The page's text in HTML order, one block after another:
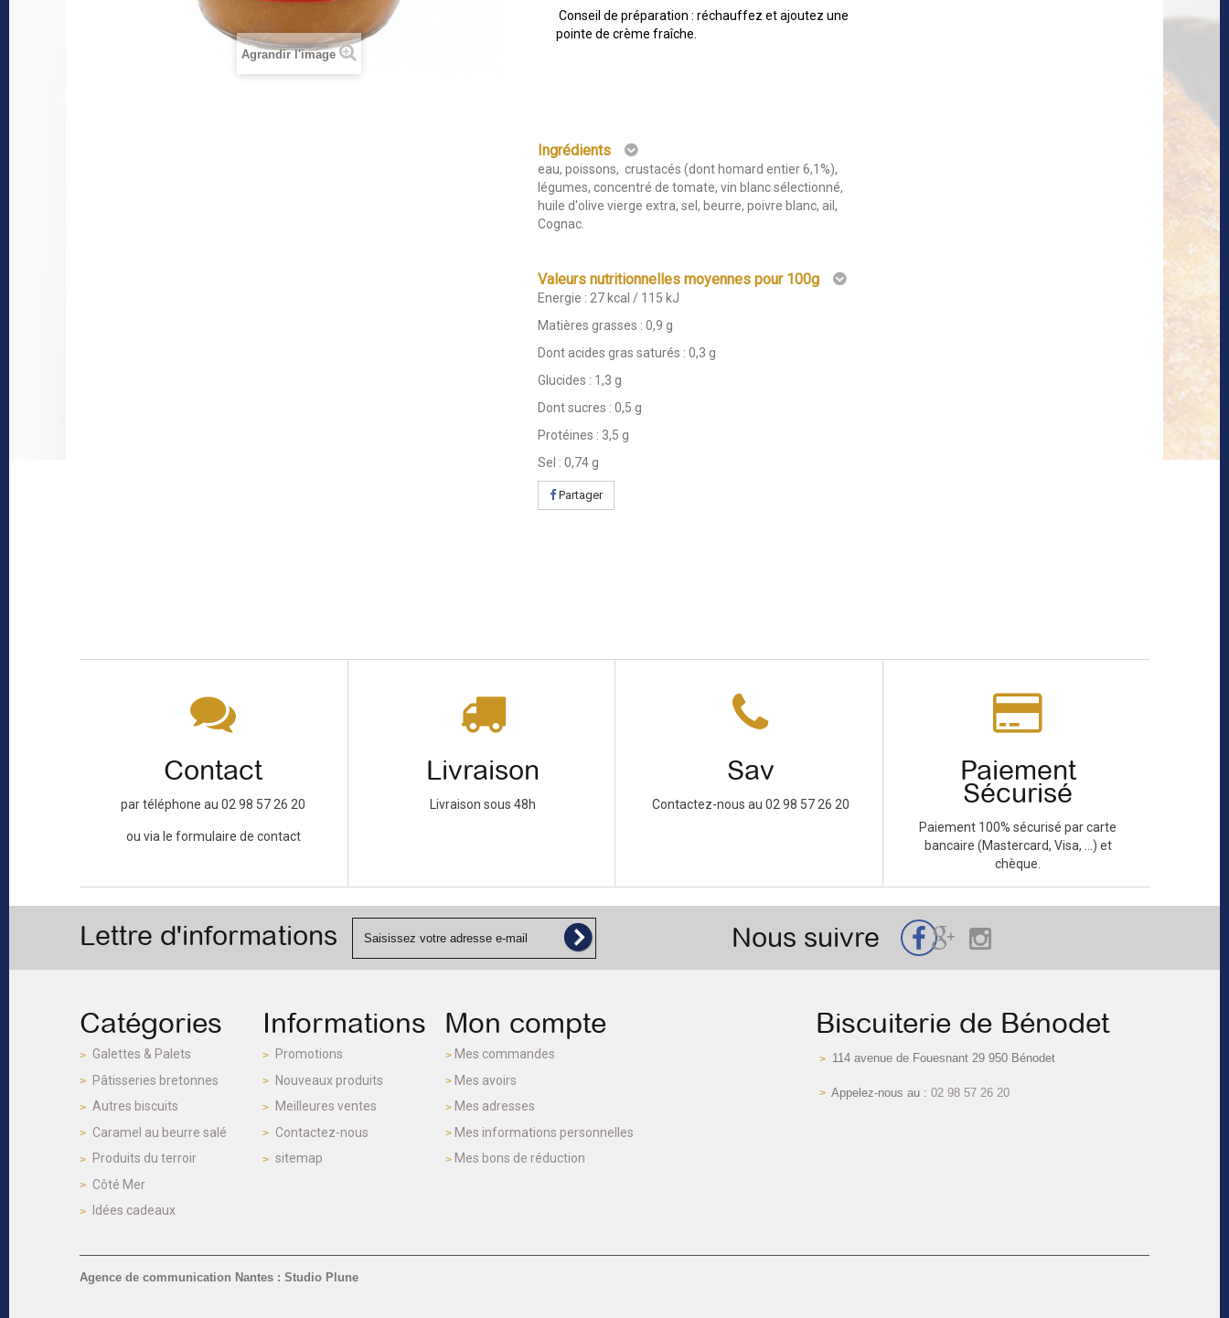
Agrandir l'image
Conseil de préparation : réchauffez et ajoutez une
pointe de crème fraîche.
Ingrédients
eau, poissons, crustacés (dont homard entier 6,1%),
légumes, concentré de tomate, vin blanc sélectionné,
huile d'olive vierge extra, sel, beurre, poivre blanc, ail,
Cognac.
Valeurs nutritionnelles moyennes pour 100g
Energie : 27 kcal / 115 kJ
Matières grasses : 0,9 g
Dont acides gras saturés : 0,3 g
Glucides : 1,3 g
Dont sucres : 0,5 g
Protéines : 3,5 g
Sel : 0,74 g
Partager
Contact
par téléphone au 02 98 57 26 20
ou via le formulaire de contact
Livraison
Livraison sous 48h
Sav
Contactez-nous au 02 98 57 26 20
Paiement
Sécurisé
Paiement 100% sécurisé par carte
bancaire (Mastercard, Visa, ...) et
chèque.
Lettre d'informations Nous suivre
Catégories
Galettes & Palets
Pâtisseries bretonnes
Autres biscuits
Caramel au beurre salé
Produits du terroir
Côté Mer
Idées cadeaux
Informations
Promotions
Nouveaux produits
Meilleures ventes
Contactez-nous
sitemap
Agence de communication Nantes : Studio Plune
Mon compte
Mes commandes
Mes avoirs
Mes adresses
Mes informations personnelles
Mes bons de réduction
Biscuiterie de Bénodet
114 avenue de Fouesnant 29 950 Bénodet
Appelez-nous au : 02 98 57 26 20